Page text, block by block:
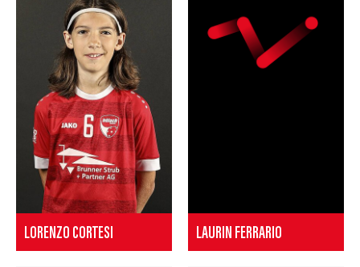
LORENZO CORTESI LAURIN FERRARIO